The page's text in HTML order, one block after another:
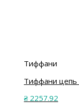
Тиффани
Тиффани цепь
₴ 2257.92